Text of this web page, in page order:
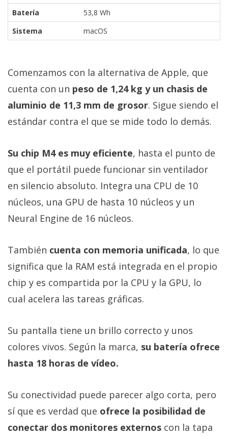
Batería
53,8 Wh
Sistema
macOS
Comenzamos con la alternativa de Apple, que
cuenta con un peso de 1,24 kg y un chasis de
aluminio de 11,3 mm de grosor. Sigue siendo el
estándar contra el que se mide todo lo demás.
Su chip M4 es muy eficiente, hasta el punto de
que el portátil puede funcionar sin ventilador
en silencio absoluto. Integra una CPU de 10
núcleos, una GPU de hasta 10 núcleos y un
Neural Engine de 16 núcleos.
También cuenta con memoria unificada, lo que
significa que la RAM está integrada en el propio
chip y es compartida por la CPU y la GPU, lo
cual acelera las tareas gráficas.
Su pantalla tiene un brillo correcto y unos
colores vivos. Según la marca, su batería ofrece
hasta 18 horas de vídeo.
Su conectividad puede parecer algo corta, pero
sí que es verdad que ofrece la posibilidad de
conectar dos monitores externos con la tapa